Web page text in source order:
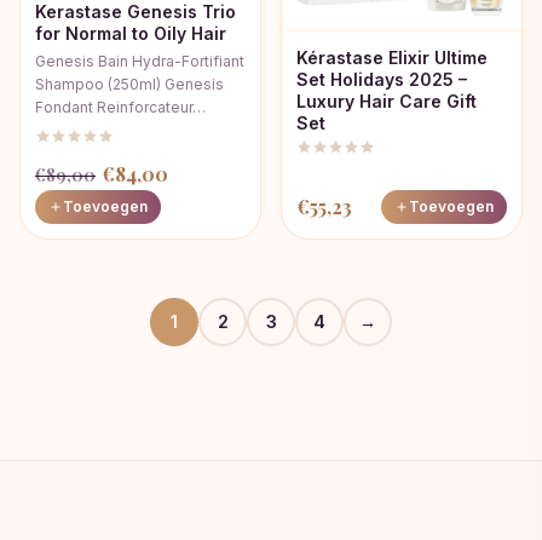
Kerastase Genesis Trio
for Normal to Oily Hair
Genesis Bain Hydra-Fortifiant
Shampoo (250ml) Genesis
Fondant Reinforcateur…
€89,00 Oorspronkelijke
prijs
was:
€84,00
is:
Toevoegen
Kérastase Elixir Ultime
Set Holidays 2025 –
Luxury Hair Care Gift
Set
€55,23 Toevoegen
1 2 3 4 →